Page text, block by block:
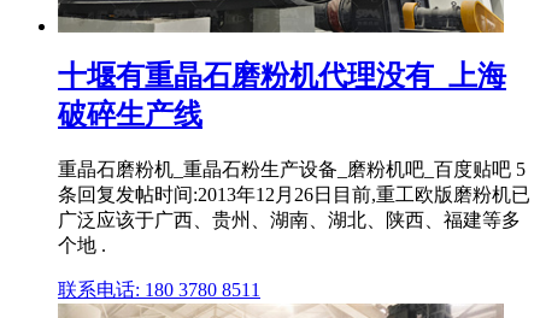
十堰有重晶石磨粉机代理没有_上海
破碎生产线
重晶石磨粉机_重晶石粉生产设备_磨粉机吧_百度贴吧 5
条回复发帖时间:2013年12月26日目前,重工欧版磨粉机已
广泛应该于广西、贵州、湖南、湖北、陕西、福建等多
个地 .
联系电话: 180 3780 8511